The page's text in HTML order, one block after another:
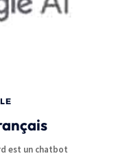
est un chatbot